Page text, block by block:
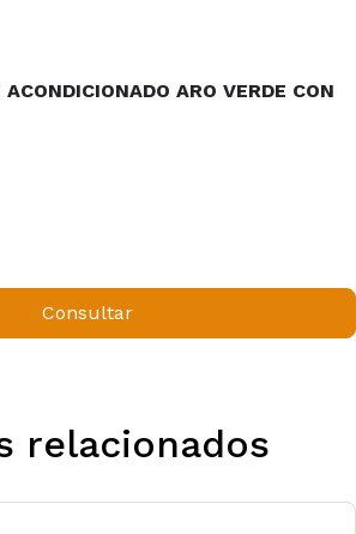
ARO VERDE CON
Consultar
relacionados